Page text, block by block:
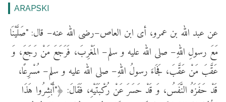
ARAPSKI
عن عبد الله بن عمرو، أى ابن العاص–رضى الله عنه– قال: "صَلَّيْنَا
مَعَ رسولِ اللهِ– صلى الله عليه و سلم– المَغْرِبَ، فَرَجَعَ مَنْ رَجَعَ، وَ
عَقَّبَ مَنْ عَقَّبَ، فَجَاءَ رسولُ اللهِ– صلى الله عليه و سلم– مُسْرِعًا،
قَدْ حَفَزَهُ النَّفَسُ، وَ قَدْ حَسَرَ عَنْ رُكْبَتَيْهِ، فَقَالَ: ﴿"أَبْشِرُوا هَذَا